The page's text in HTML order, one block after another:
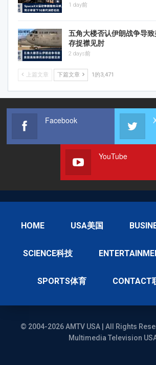
1 day前
五角大楼否认伊朗战争导
存捉襟见肘
2 days前
上篇文章 下篇文章 1的3,471
Facebook
YouTube
HOME USA美国
SCIENCE科技
SPORTS体育 CONTACT
© 2004-2026 AMTV USA | All Rights
Multimedia Television USA